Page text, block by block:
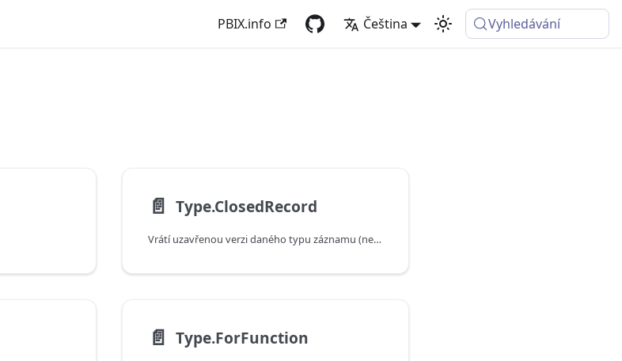
PBIX.info Čeština Vyhledávání
📄️ Type.ClosedRecord
Vrátí uzavřenou verzi daného typu záznamu (nebo stejného typu, pokud už je uzavřený).
📄️ Type.ForFunction